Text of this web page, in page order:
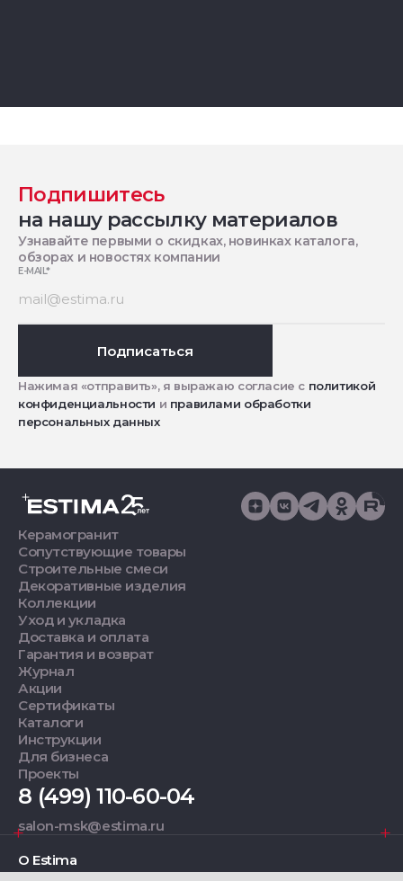
Подпишитесь
на нашу рассылку материалов
Узнавайте первыми о скидках, новинках каталога,
обзорах и новостях компании
E-MAIL*
Подписаться
Нажимая «отправить», я выражаю согласие с политикой
конфиденциальности и правилами обработки
персональных данных
Керамогранит
Сопутствующие товары
Строительные смеси
Декоративные изделия
Коллекции
Уход и укладка
Доставка и оплата
Гарантия и возврат
Журнал
Акции
Сертификаты
Каталоги
Инструкции
Для бизнеса
Проекты
8 (499) 110-60-04
salon-msk@estima.ru
О Estima